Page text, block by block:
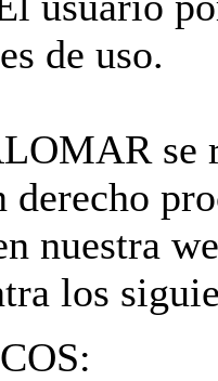
de uso.
se
derecho
nuestra
los